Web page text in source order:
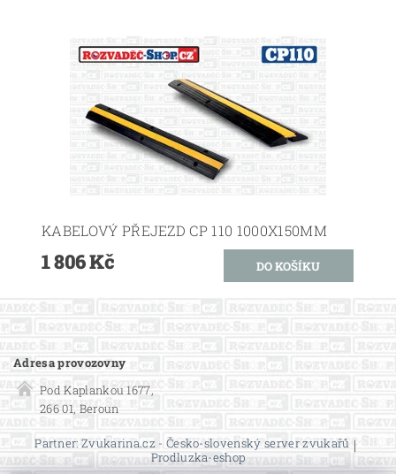
KABELOVÝ PŘEJEZD CP 110 1000X150MM
1 806 Kč
Adresa provozovny
Pod Kaplankou 1677,
266 01, Beroun
Partner: Zvukarina.cz - Česko-slovenský server zvukařů |
Prodluzka-eshop